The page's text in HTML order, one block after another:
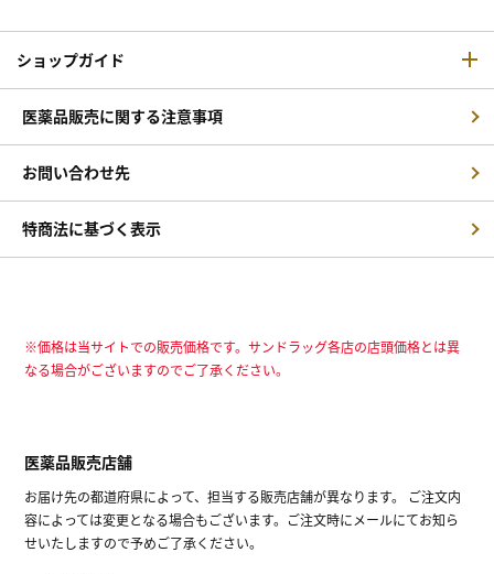
ショップガイド
医薬品販売に関する注意事項
お問い合わせ先
特商法に基づく表示
※価格は当サイトでの販売価格です。サンドラッグ各店の店頭価格とは異
なる場合がございますのでご了承ください。
医薬品販売店舗
お届け先の都道府県によって、担当する販売店舗が異なります。 ご注文内
容によっては変更となる場合もございます。ご注文時にメールにてお知ら
せいたしますので予めご了承ください。